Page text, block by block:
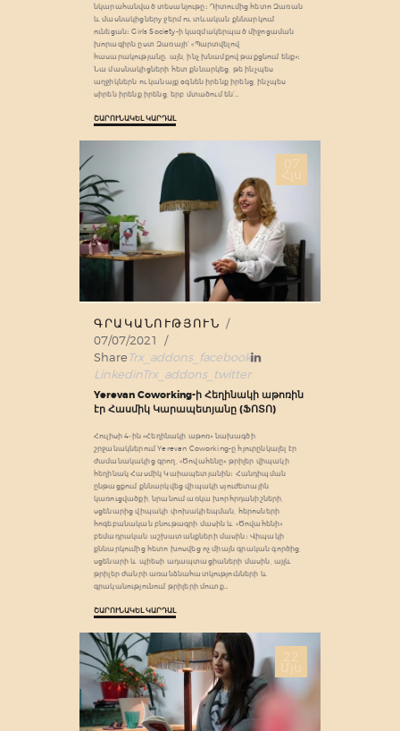
նկարահանված տեսանյութը։ Դիտումից հետո Զառան
և մասնակիցներy ջերմ ու տևական քննարկում
ունեցան։ Girls Society-ի կազմակերպած միջոցաման
խորագիրն ըստ Զառայի՝ «Պարտվելով
հասարակությանը. այն, ինչ խնամքով թաքցնում ենք»։
Նա մասնակիցների հետ քննարկեց, թե ինչպես
աղջիկներն ու կանայք օգնեն իրենք իրենց, ինչպես
սիրեն իրենք իրենց, երբ մտածում են՝…
ՇԱՐՈՒՆԱԿԵԼ ԿԱՐԴԱԼ
07
Հլս
ԳՐԱԿԱՆՈՒԹՅՈՒՆ
07/07/2021
ShareTrx_addons_facebook
LinkedinTrx_addons_twitter
Yerevan Coworking-ի Հեղինակի աթոռին
էր Հասմիկ Կարապետյանը (ՖՈՏՈ)
Հուլիսի 4֊ին «Հեղինակի աթոռ» նախագծի
շրջանակներում Yerevan Coworking-ը հյուրընկալել էր
ժամանակակից գրող, «Ծովահենը» թրիլեր վիպակի
հեղինակ Հասմիկ Կաիապետյանին։ Հանդիպման
ընթացքում քննարկվեց վիպակի սյուժետային
կառուցվածքի, նրանում առկա խորհրդանիշների,
սցենարից վիպակի փոխակիեպման, հերոսների
հոգեբանական բնութագրի մասին և «Ծովահենի»
բեմադրական աշխատանքների մասին։ Վիպակի
քննարկումից հետո խոսվեց ոչ միայն գրական գործից,
սցենարի և պիեսի ադապտացիաների մասին, այլև
թրիլեր ժանրի առանձնահատկությունների և
գրականությունում թրիլերի մուտք…
ՇԱՐՈՒՆԱԿԵԼ ԿԱՐԴԱԼ
22
Մյս